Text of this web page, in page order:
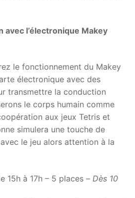
avec l’électronique Makey
le fonctionnement du Makey
électronique avec des
transmettre la conduction
le corps humain comme
aux jeux Tetris et
simulera une touche de
le jeu alors attention à la
15h à 17h – 5 places – Dès 10